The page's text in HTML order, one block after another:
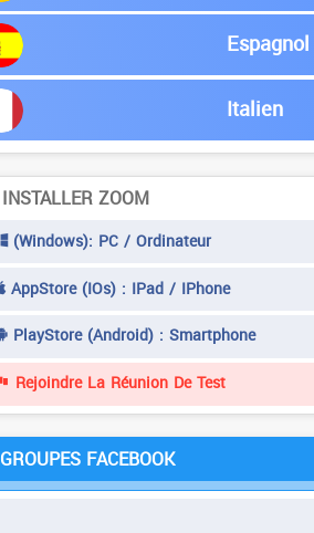
Espagnol
Italien
INSTALLER ZOOM
(Windows): PC / Ordinateur
AppStore (iOs) : IPad / IPhone
PlayStore (Android) : Smartphone
Rejoindre La Réunion De Test
GROUPES FACEBOOK